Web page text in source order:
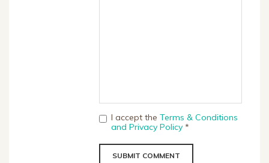
I accept the Terms & Conditions
and Privacy Policy *